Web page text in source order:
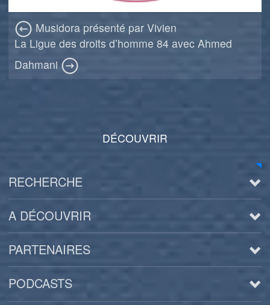
Musidora présenté par Vivien
La Ligue des droits d’homme 84 avec Ahmed
Dahmani
DÉCOUVRIR
RECHERCHE
A DÉCOUVRIR
PARTENAIRES
PODCASTS